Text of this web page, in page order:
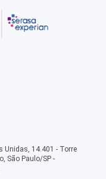
Unidas, 14.401 - Torre
São Paulo/SP -